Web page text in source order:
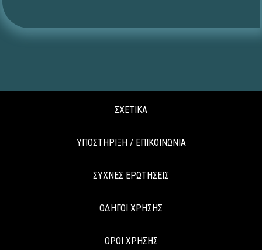
ΣΧΕΤΙΚΑ
ΥΠΟΣΤΗΡΙΞΗ / ΕΠΙΚΟΙΝΩΝΙΑ
ΣΥΧΝΕΣ ΕΡΩΤΗΣΕΙΣ
ΟΔΗΓΟΙ ΧΡΗΣΗΣ
ΟΡΟΙ ΧΡΗΣΗΣ